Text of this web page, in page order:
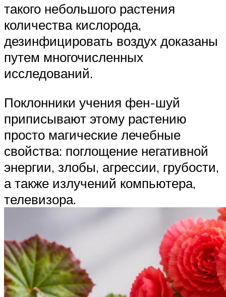
такого небольшого растения
количества кислорода,
дезинфицировать воздух доказаны
путем многочисленных
исследований.
Поклонники учения фен-шуй
приписывают этому растению
просто магические лечебные
свойства: поглощение негативной
энергии, злобы, агрессии, грубости,
а также излучений компьютера,
телевизора.